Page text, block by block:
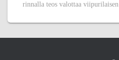
rinnalla teos valottaa viipurilaisen